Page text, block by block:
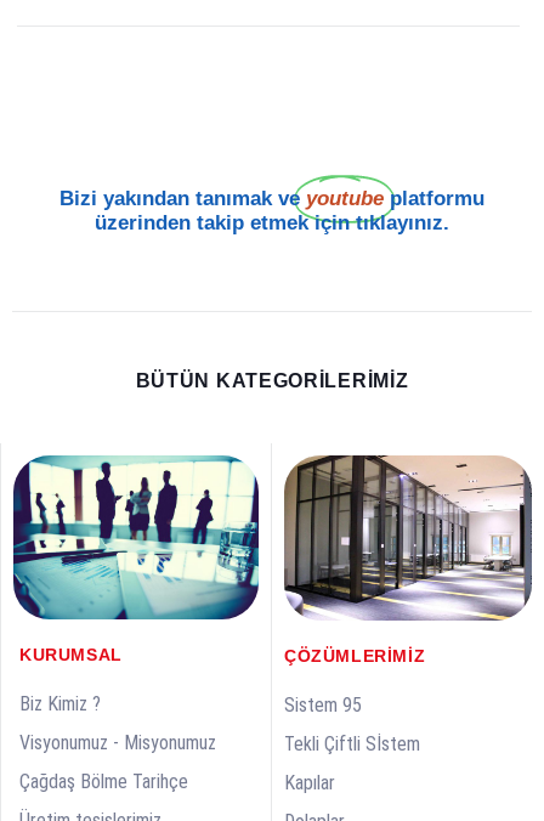
Bizi yakından tanımak ve youtube platformu
üzerinden takip etmek için tıklayınız.
BÜTÜN KATEGORILERIMIZ
KURUMSAL
Biz Kimiz ?
Visyonumuz - Misyonumuz
Çağdaş Bölme Tarihçe
ÇÖZÜMLERIMIZ
Sistem 95
Tekli Çiftli Sİstem
Kapılar